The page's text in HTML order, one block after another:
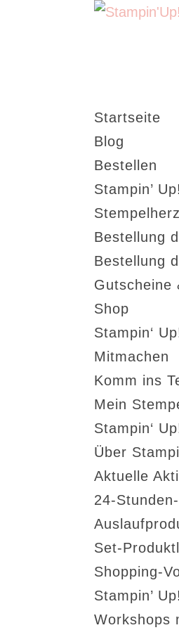
Startseite
Blog
Bestellen
Stampin’
Bestellung
Bestellung
Gutscheine
Shop
Stampin‘
Mitmachen
Komm ins
Mein
Stampin‘
Über
Aktuelle
24-
Set-
Shopping-
Stampin’
Workshops